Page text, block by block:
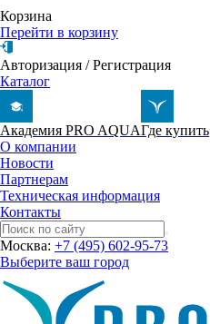
Корзина
Перейти в корзину
Авторизация /Регистрация
Каталог
Академия PRO AQUAГде купить
О компании
Новости
Партнерам
Техническая информация
Контакты
Москва: +7 (495) 602-95-73
Выберите ваш город